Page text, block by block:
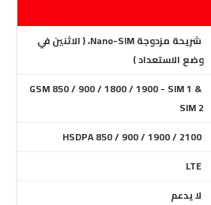
شريحة مزدوجة Nano-SIM، ( الاثنين في
وضع الاستعداد )
GSM 850 / 900 / 1800 / 1900 - SIM 1 &
SIM 2
HSDPA 850 / 900 / 1900 / 2100
LTE
لا يدعم